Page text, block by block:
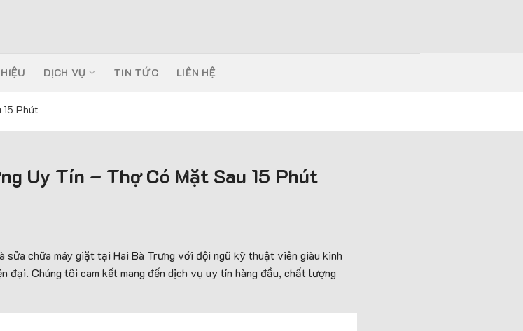
DỊCH VỤ TIN TỨC LIÊN HỆ
15 Phút
Uy Tín – Thợ Có Mặt Sau 15 Phút
sửa chữa máy giặt tại Hai Bà Trưng với đội ngũ kỹ thuật viên giàu kinh
đại. Chúng tôi cam kết mang đến dịch vụ uy tín hàng đầu, chất lượng